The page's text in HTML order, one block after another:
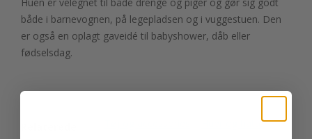
både i barnevognen, på legepladsen og i vuggestuen. Den
er også en oplagt gaveidé til babyshower, dåb eller
fødselsdag.
Huer og hatte